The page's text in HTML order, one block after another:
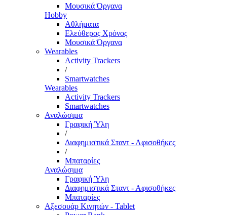
Μουσικά Όργανα
Hobby
Αθλήματα
Ελεύθερος Χρόνος
Μουσικά Όργανα
Wearables
Activity Trackers
/
Smartwatches
Wearables
Activity Trackers
Smartwatches
Αναλώσιμα
Γραφική Ύλη
/
Διαφημιστικά Σταντ - Αφισοθήκες
/
Μπαταρίες
Αναλώσιμα
Γραφική Ύλη
Διαφημιστικά Σταντ - Αφισοθήκες
Μπαταρίες
Αξεσουάρ Κινητών - Tablet